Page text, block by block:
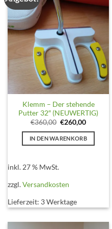
Klemm – Der stehende
Putter 32″ (NEUWERTIG)
€360,00 Ursprünglicher
war:
€360,00
€260,00Aktueller
ist:
€260,00.
IN DEN WARENKORB
inkl. 27 % MwSt.
zzgl.Versandkosten
Lieferzeit: 3 Werktage